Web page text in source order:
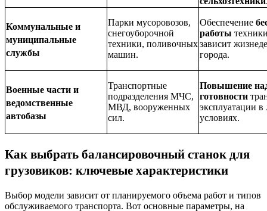
Коммунальные и
муниципальные
службы
Парки мусоровозов,
снегоуборочной
техники, поливочных
машин.
Обеспечение
работы
зависит
города.
Военные части и
ведомственные
автобазы
Транспортные
подразделения МЧС,
МВД, вооруженных
сил.
Повышение
готовности
эксплуатации
условиях.
Как выбрать балансировочный станок для
грузовиков: ключевые характеристики
Выбор модели зависит от планируемого объема работ и типов
обслуживаемого транспорта. Вот основные параметры, на